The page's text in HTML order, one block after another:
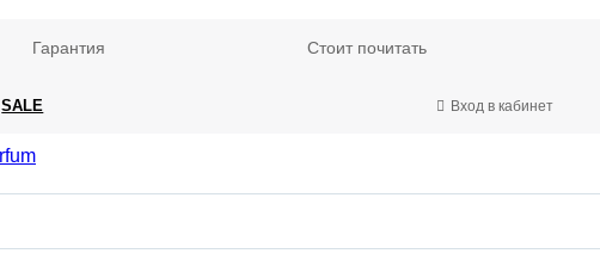
Гарантия Стоит почитать
SALE Вход в кабинет